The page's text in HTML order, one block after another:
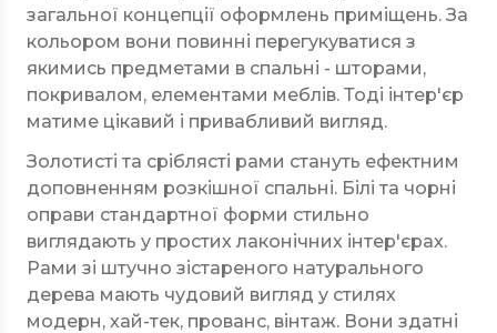
загальної концепції оформлень приміщень. За
кольором вони повинні перегукуватися з
якимись предметами в спальні - шторами,
покривалом, елементами меблів. Тоді інтер'єр
матиме цікавий і привабливий вигляд.
Золотисті та сріблясті рами стануть ефектним
доповненням розкішної спальні. Білі та чорні
оправи стандартної форми стильно
виглядають у простих лаконічних інтер'єрах.
Рами зі штучно зістареного натурального
дерева мають чудовий вигляд у стилях
модерн, хай-тек, прованс, вінтаж. Вони здатні